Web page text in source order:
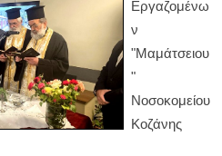
Εργαζομένω
ν
"Μαμάτσειου
"
Νοσοκομείου
Κοζάνης